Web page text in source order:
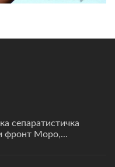
сепаратистичка
фронт Моро,...